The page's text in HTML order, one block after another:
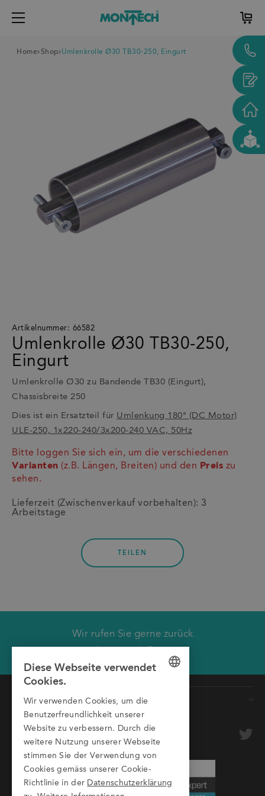
Home Shop Umlenkrolle Ø30 TB30-250, Eingurt
Artikelnummer: 66582
Umlenkrolle Ø30 TB30-250,
Eingurt
Umlenkrolle Ø30 zu Bandende TB30 (Eingurt),
Chassisbreite 250
Dies ist ein Ersatzteil für Umlenkung 180° (DC Motor)
ULE-250, 1x220-240/3x200-240 VAC, 50Hz
Bitte loggen Sie sich ein, um die verschiedenen
Varianten (z.B. Längen, Breiten) und den Preis zu
sehen.
Lieferzeit (Zwischenverkauf vorbehalten): 3
Arbeitstage
TEILEN
Wir rufen Sie gerne zurück
Wir rufen Sie zurück.
Vorname
Nachname
Firmaoptional
E-Mail
Telefonnummer
Produkte
Rollenbahnen
Transfersysteme
Schutzeinrichtungen
ENGLISH
ITALIAN
Diese Webseite verwendet
Cookies.
Wir verwenden Cookies, um die
Benutzerfreundlichkeit unserer
Website zu verbessern. Durch die
weitere Nutzung unserer Webseite
stimmen Sie der Verwendung von
Cookies gemäss unserer Cookie-
Richtlinie in der Datenschutzerklärung